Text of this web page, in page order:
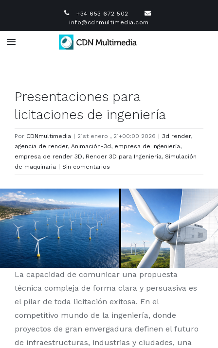
contenido
+34 653 672 502
info@cdnmultimedia.com
Toggle
Diseño industrial 3D
Animación 3D
Diseño Web
Tours Virtuales
Blog
Contacto
Presentaciones para
licitaciones de ingeniería
Por CDNmultimedia 21st enero , 21+00:00 2026 3d render,
agencia de render, Animación-3d, empresa de ingeniería,
empresa de render 3D, Render 3D para Ingeniería, Simulación
de maquinaria
Sin comentarios
La capacidad de comunicar una propuesta
técnica compleja de forma clara y persuasiva es
el pilar de toda licitación exitosa. En el
competitivo mundo de la ingeniería, donde
proyectos de gran envergadura definen el futuro
de infraestructuras, industrias y ciudades, una